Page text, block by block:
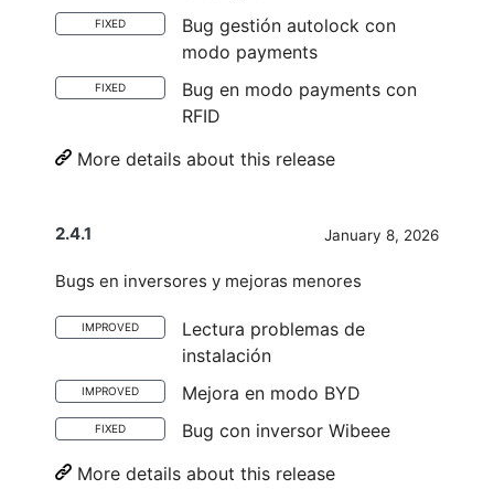
FIXED
Bug gestión autolock con
modo payments
FIXED
Bug en modo payments con
RFID
More details about this release
2.4.1 January 8, 2026
Bugs en inversores y mejoras menores
IMPROVED
Lectura problemas de
instalación
IMPROVED Mejora en modo BYD
FIXED
Bug con inversor Wibeee
More details about this release